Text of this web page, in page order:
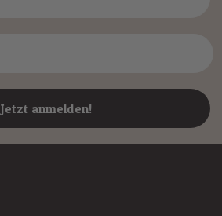
Jetzt anmelden!